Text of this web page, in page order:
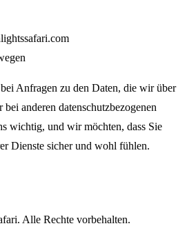
Anfragen zu den Daten, die wir über
bei anderen datenschutzbezogenen
wichtig, und wir möchten, dass Sie
Dienste sicher und wohl fühlen.
. Alle Rechte vorbehalten.